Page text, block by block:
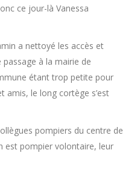
ce jour-là Vanessa
a nettoyé les accès et
à la mairie de
étant trop petite pour
amis, le long cortège s’est
pompiers du centre de
est pompier volontaire, leur